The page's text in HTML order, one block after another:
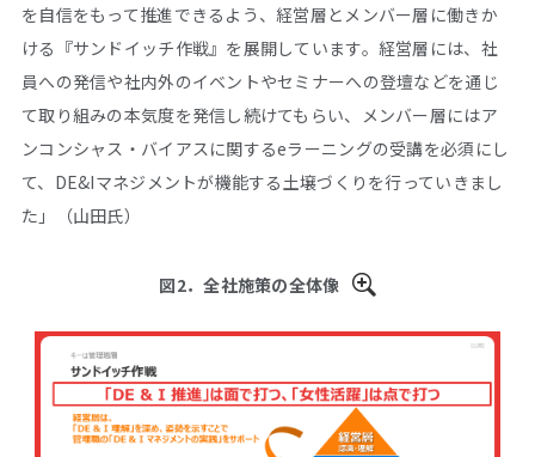
を自信をもって推進できるよう、経営層とメンバー層に働きか
ける『サンドイッチ作戦』を展開しています。経営層には、社
員への発信や社内外のイベントやセミナーへの登壇などを通じ
て取り組みの本気度を発信し続けてもらい、メンバー層にはア
ンコンシャス・バイアスに関するeラーニングの受講を必須にし
て、DE&Iマネジメントが機能する土壌づくりを行っていきまし
た」（山田氏）
図2．全社施策の全体像